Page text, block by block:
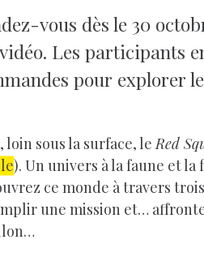
vous dès le 30
Les participants
pour explorer
loin sous la surface, leRed
). Un univers à la faune et
ce monde à travers
une mission et…